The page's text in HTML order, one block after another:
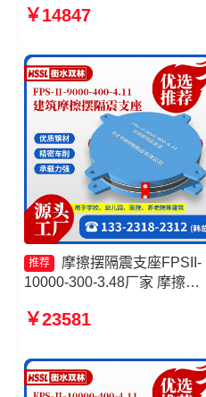
400-4.11生产厂家 摩擦摆隔震
头工厂
￥14847
推荐
摩擦摆隔震支座FPSII-
10000-300-3.48厂家 摩擦摆
3.48生产厂家 建筑摩擦摆隔隔
座FPSII-5000-400-4.11生产
厂家
￥23581